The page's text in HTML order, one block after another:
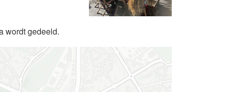
wordt gedeeld.